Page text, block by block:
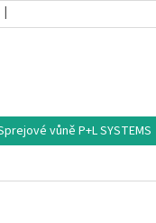
vůně P+L SYSTEMS